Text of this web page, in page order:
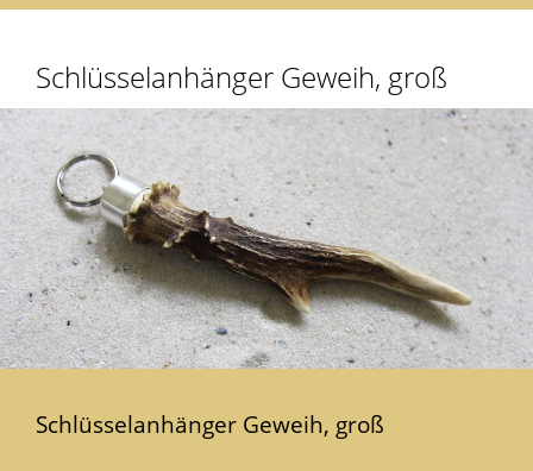
Schlüsselanhänger Geweih, groß
Schlüsselanhänger Geweih, groß